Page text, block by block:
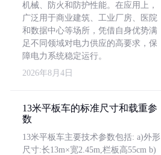
机械、防火和防护性能。在应用上，
广泛用于商业建筑、工业厂房、医院
和数据中心等场所，凭借自身优势满
足不同领域对电力供应的高要求，保
障电力系统稳定运行。
2026年8月4日
13米平板车的标准尺寸和载重参
数
13米平板车主要技术参数包括: a)外形
尺寸:长13m×宽2.45m,栏板高55cm b)